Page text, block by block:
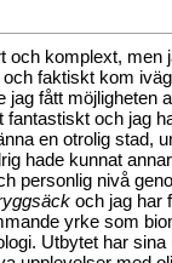
och komplext, men
faktiskt kom
fått möjligheten
fantastiskt och jag
en otrolig stad,
hade kunnat
personlig nivå
och jag har
yrke som
Utbytet har sina